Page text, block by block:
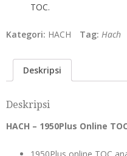
TOC.
Kategori: HACH Tag: Hach
Deskripsi
Deskripsi
HACH – 1950Plus Online
1950Plus online TOC